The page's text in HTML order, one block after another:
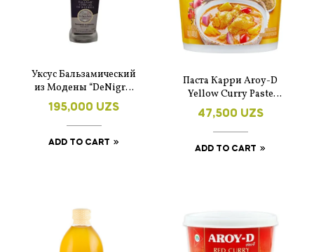
Уксус Бальзамический
из Модены “DeNigris
Platinum” 250 мл.
195,000 UZS
ADD TO CART
Паста Карри Aroy-D
Yellow Curry Paste
желтая, 400г
47,500 UZS
ADD TO CART